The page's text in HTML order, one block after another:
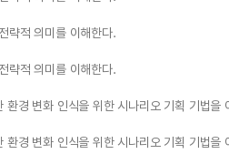
략적 의미를 이해한다.
략적 의미를 이해한다.
환경 변화 인식을 위한 시나리오 기획 기법을
환경 변화 인식을 위한 시나리오 기획 기법을